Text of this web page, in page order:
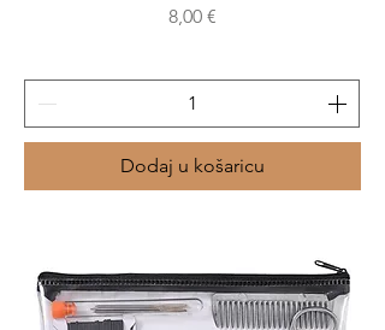
Cijena
8,00 €
Dodaj u košaricu